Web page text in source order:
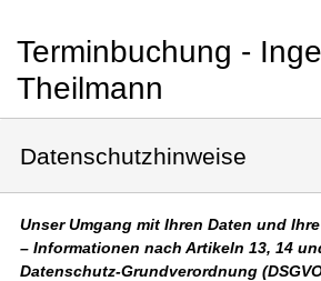
Terminbuchung -
Theilmann
Datenschutzhinweise
Unser Umgang mit Ihren Daten und
– Informationen nach Artikeln 13, 14
Datenschutz-Grundverordnung